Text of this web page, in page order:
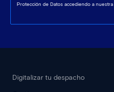
Protección de Datos accediendo a nuestra
Digitalizar tu despacho